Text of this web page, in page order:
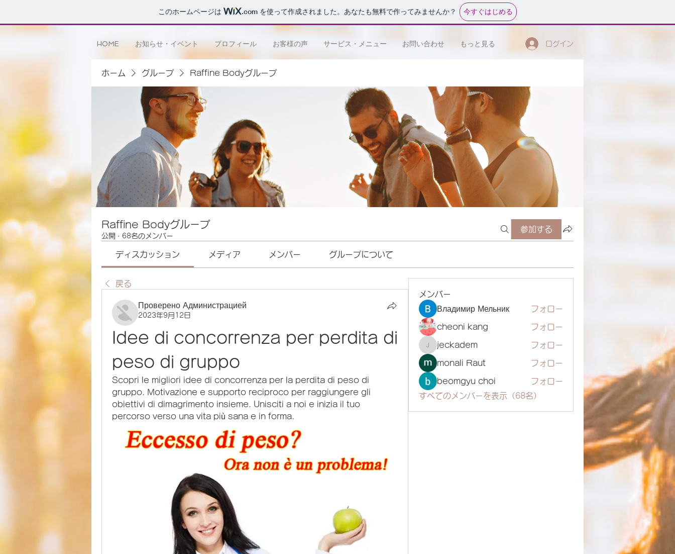
このホームページは .com を使って作成されました。あなたも無料で作ってみませんか？ 今すぐはじめる
HOME お知らせ・イベント プロフィール お客様の声 サービス・メニュー お問い合わせ もっと見る ログイン
ホーム グループ Raffine Bodyグループ
Raffine Bodyグループ
公開 · 68名のメンバー
参加する
ディスカッション メディア メンバー グループについて
戻る
Проверено Администрацией
2023年9月12日
Idee di concorrenza per perdita di
peso di gruppo
Scopri le migliori idee di concorrenza per la perdita di peso di
gruppo. Motivazione e supporto reciproco per raggiungere gli
obiettivi di dimagrimento insieme. Unisciti a noi e inizia il tuo
percorso verso una vita più sana e in forma.
メンバー
Владимир Мельник
フォロー
cheoni kang フォロー
jeckadem
jeckadem フォロー
monali Raut フォロー
beomgyu choi
フォロー
すべてのメンバーを表示（68名）